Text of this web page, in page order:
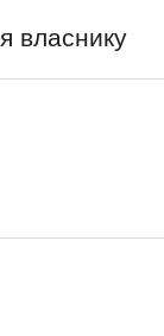
власнику